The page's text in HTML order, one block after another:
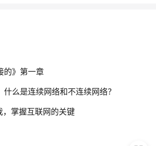
的》第一章
么是连续网络和不连续网络？
，掌握互联网的关键